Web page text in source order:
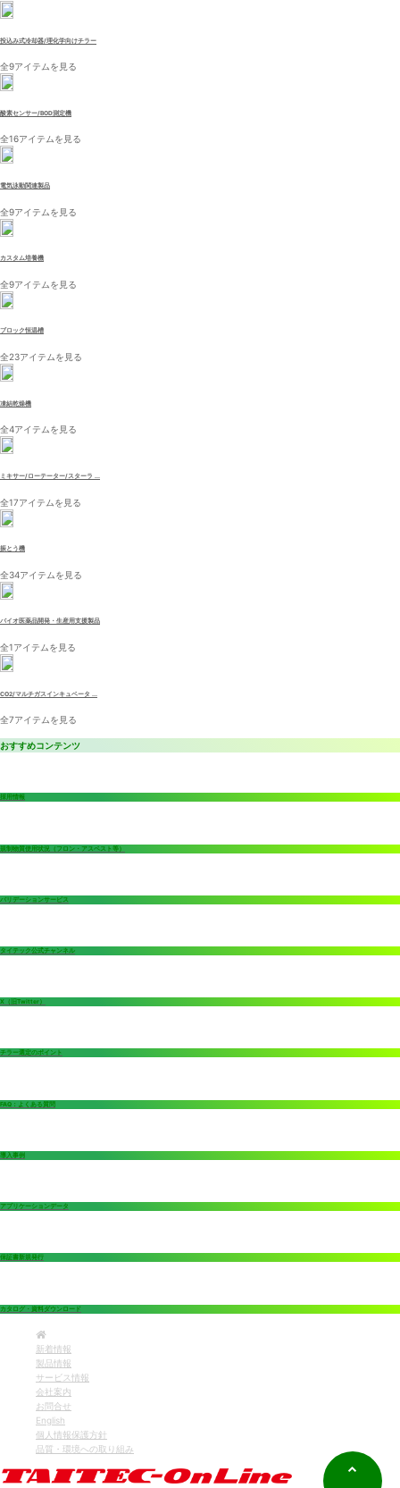
投込み式冷却器/理化学向けチラー
全9アイテムを見る
酸素センサー/BOD測定機
全16アイテムを見る
電気泳動関連製品
全9アイテムを見る
カスタム培養機
全9アイテムを見る
ブロック恒温槽
全23アイテムを見る
凍結乾燥機
全4アイテムを見る
ミキサー/ローテーター/スターラ ...
全17アイテムを見る
振とう機
全34アイテムを見る
バイオ医薬品開発・生産用支援製品
全1アイテムを見る
CO2/マルチガスインキュベータ ...
全7アイテムを見る
おすすめコンテンツ
採用情報
規制物質使用状況（フロン・アスベスト等）
バリデーションサービス
タイテック公式チャンネル
X（旧Twitter）
チラー選定のポイント
FAQ：よくある質問
導入事例
アプリケーションデータ
保証書新規発行
カタログ・資料ダウンロード
新着情報
製品情報
サービス情報
会社案内
お問合せ
English
個人情報保護方針
品質・環境への取り組み